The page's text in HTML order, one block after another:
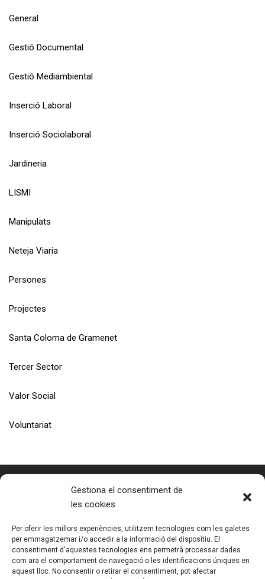
Gestiona el consentiment de
les cookies
Per oferir les millors experiències, utilitzem tecnologies com les galetes
per emmagatzemar i/o accedir a la informació del dispositiu. El
consentiment d'aquestes tecnologies ens permetrà processar dades
com ara el comportament de navegació o les identificacions úniques en
aquest lloc. No consentir o retirar el consentiment, pot afectar
General
Gestió Documental
Gestió Mediambiental
Inserció Laboral
Inserció Sociolaboral
Jardineria
LISMI
Manipulats
Neteja Viaria
Persones
Projectes
Santa Coloma de Gramenet
Tercer Sector
Valor Social
Voluntariat
Entitat de Pere Caver Grup
Tel. 93 392 23 11
info@fundaciotallers.org